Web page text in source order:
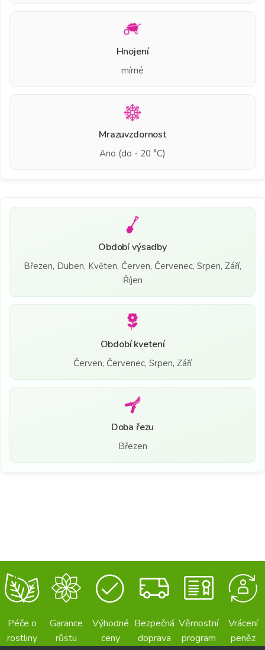
Hnojení
mírné
Mrazuvzdornost
Ano (do - 20 °C)
Období výsadby
Březen, Duben, Květen, Červen, Červenec, Srpen, Září,
Říjen
Období kvetení
Červen, Červenec, Srpen, Září
Doba řezu
Březen
Péče o
rostliny
Garance
růstu
Výhodné
ceny
Bezpečná
doprava
Věrnostní
program
Vrácení
peněz